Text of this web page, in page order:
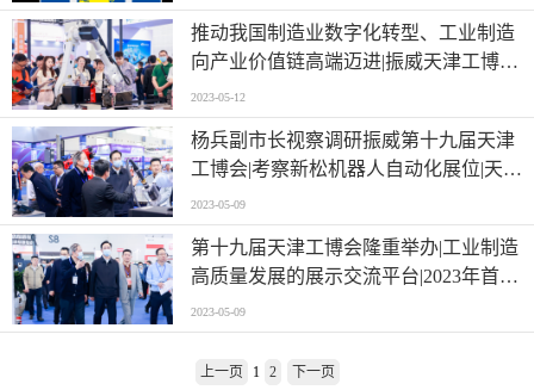
推动我国制造业数字化转型、工业制造
向产业价值链高端迈进|振威天津工博会
展现制造业与会展业重振新活力
2023-05-12
杨兵副市长视察调研振威第十九届天津
工博会|考察新松机器人自动化展位|天津
市高度重视会展经济发展
2023-05-09
第十九届天津工博会隆重举办|工业制造
高质量发展的展示交流平台|2023年首场
工博会绽放天津
2023-05-09
上一页 1 2 下一页